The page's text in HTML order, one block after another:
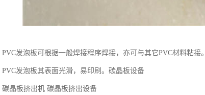
PVC发泡板可根据一般焊接程序焊接，亦可与其它PVC材料粘接。
PVC发泡板其表面光滑，易印刷。碳晶板设备
碳晶板挤出机 碳晶板挤出设备